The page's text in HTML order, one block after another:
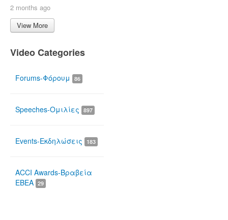
2 months ago
View More
Video Categories
Forums-Φόρουμ 86
Speeches-Ομιλίες 897
Events-Εκδηλώσεις 183
ACCI Awards-Βραβεία
ΕΒΕΑ 29